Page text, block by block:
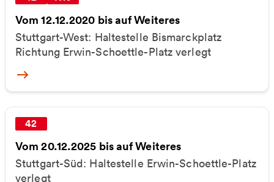
Vom 12.12.2020 bis auf Weiteres
Stuttgart-West: Haltestelle Bismarckplatz
Richtung Erwin-Schoettle-Platz verlegt
More
42
Vom 20.12.2025 bis auf Weiteres
Stuttgart-Süd: Haltestelle Erwin-Schoettle-Platz
verlegt